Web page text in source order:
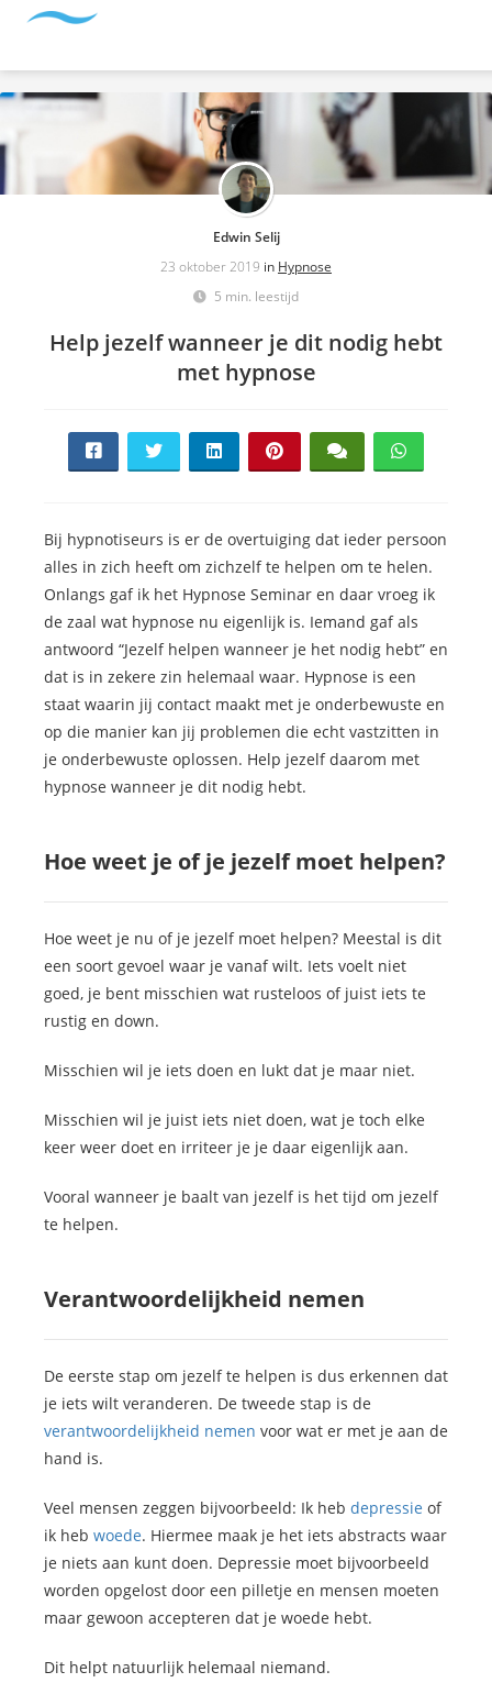
Edwin Selij
23 oktober 2019 in Hypnose
5 min. leestijd
Help jezelf wanneer je dit nodig hebt
met hypnose
Bij hypnotiseurs is er de overtuiging dat ieder persoon
alles in zich heeft om zichzelf te helpen om te helen.
Onlangs gaf ik het Hypnose Seminar en daar vroeg ik
de zaal wat hypnose nu eigenlijk is. Iemand gaf als
antwoord “Jezelf helpen wanneer je het nodig hebt” en
dat is in zekere zin helemaal waar. Hypnose is een
staat waarin jij contact maakt met je onderbewuste en
op die manier kan jij problemen die echt vastzitten in
je onderbewuste oplossen. Help jezelf daarom met
hypnose wanneer je dit nodig hebt.
Hoe weet je of je jezelf moet helpen?
Hoe weet je nu of je jezelf moet helpen? Meestal is dit
een soort gevoel waar je vanaf wilt. Iets voelt niet
goed, je bent misschien wat rusteloos of juist iets te
rustig en down.
Misschien wil je iets doen en lukt dat je maar niet.
Misschien wil je juist iets niet doen, wat je toch elke
keer weer doet en irriteer je je daar eigenlijk aan.
Vooral wanneer je baalt van jezelf is het tijd om jezelf
te helpen.
Verantwoordelijkheid nemen
De eerste stap om jezelf te helpen is dus erkennen dat
je iets wilt veranderen. De tweede stap is de
verantwoordelijkheid nemen voor wat er met je aan de
hand is.
Veel mensen zeggen bijvoorbeeld: Ik heb depressie of
ik heb woede. Hiermee maak je het iets abstracts waar
je niets aan kunt doen. Depressie moet bijvoorbeeld
worden opgelost door een pilletje en mensen moeten
maar gewoon accepteren dat je woede hebt.
Dit helpt natuurlijk helemaal niemand.